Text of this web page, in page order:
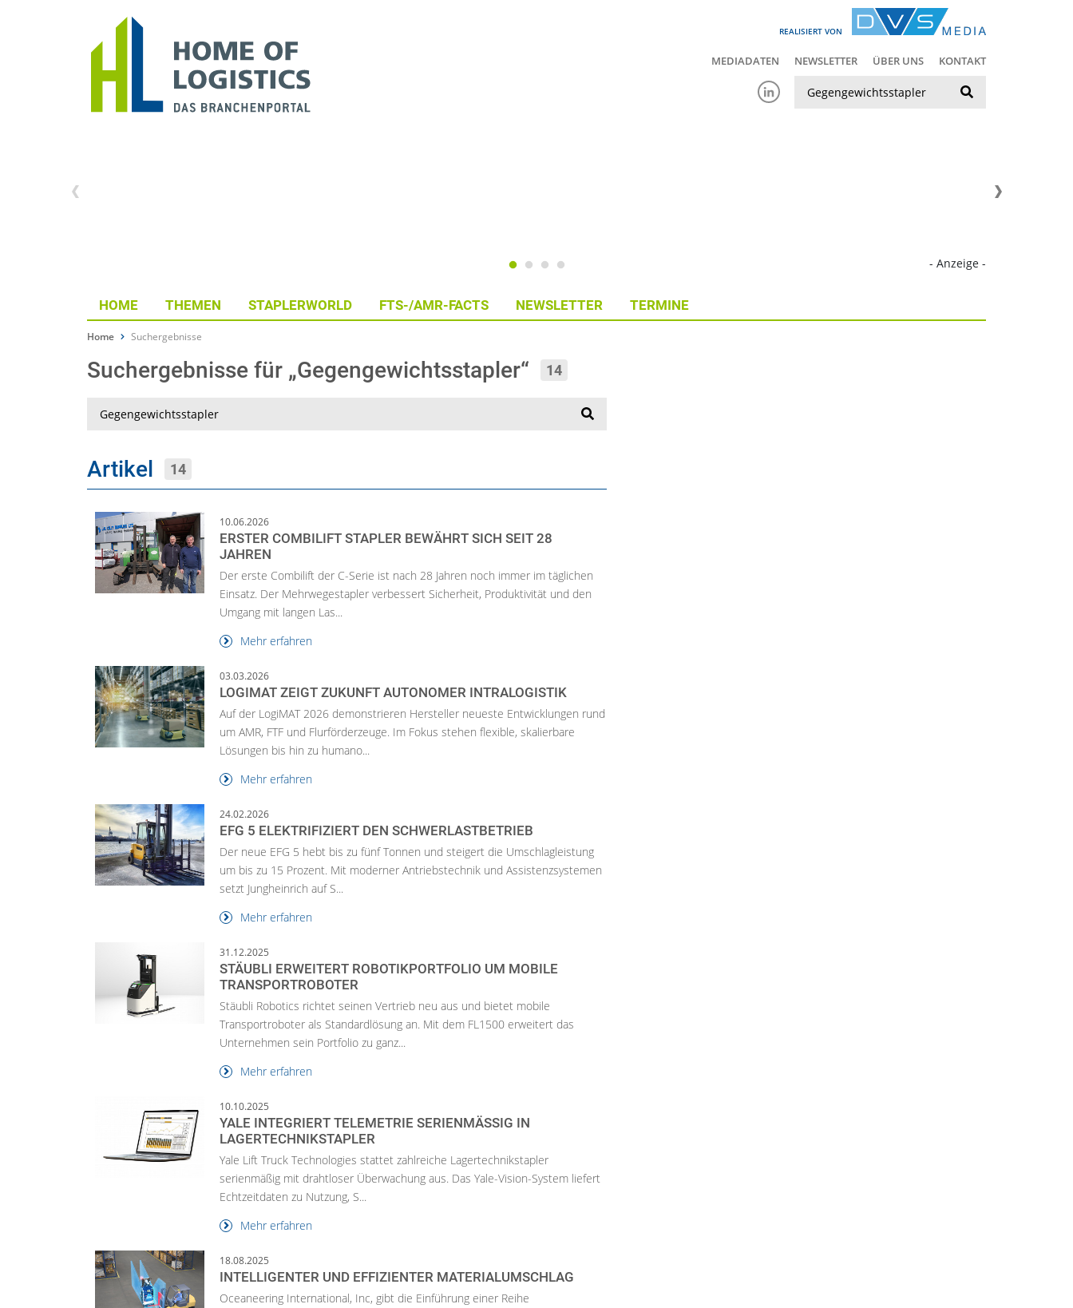
REALISIERT VON
MEDIADATEN NEWSLETTER ÜBER UNS KONTAKT
- Anzeige -
HOME THEMEN STAPLERWORLD FTS-/AMR-FACTS NEWSLETTER TERMINE
Home Suchergebnisse
Suchergebnisse für „Gegengewichtsstapler“ 14
Artikel 14
10.06.2026
ERSTER COMBILIFT STAPLER BEWÄHRT SICH SEIT 28
JAHREN
Der erste Combilift der C-Serie ist nach 28 Jahren noch immer im täglichen
Einsatz. Der Mehrwegestapler verbessert Sicherheit, Produktivität und den
Umgang mit langen Las...
Mehr erfahren
03.03.2026
LOGIMAT ZEIGT ZUKUNFT AUTONOMER INTRALOGISTIK
Auf der LogiMAT 2026 demonstrieren Hersteller neueste Entwicklungen rund
um AMR, FTF und Flurförderzeuge. Im Fokus stehen flexible, skalierbare
Lösungen bis hin zu humano...
Mehr erfahren
24.02.2026
EFG 5 ELEKTRIFIZIERT DEN SCHWERLASTBETRIEB
Der neue EFG 5 hebt bis zu fünf Tonnen und steigert die Umschlagleistung
um bis zu 15 Prozent. Mit moderner Antriebstechnik und Assistenzsystemen
setzt Jungheinrich auf S...
Mehr erfahren
31.12.2025
STÄUBLI ERWEITERT ROBOTIKPORTFOLIO UM MOBILE
TRANSPORTROBOTER
Stäubli Robotics richtet seinen Vertrieb neu aus und bietet mobile
Transportroboter als Standardlösung an. Mit dem FL1500 erweitert das
Unternehmen sein Portfolio zu ganz...
Mehr erfahren
10.10.2025
YALE INTEGRIERT TELEMETRIE SERIENMÄSSIG IN L
AGERTECHNIKSTAPLER
Yale Lift Truck Technologies stattet zahlreiche Lagertechnikstapler
serienmäßig mit drahtloser Überwachung aus. Das Yale-Vision-System liefert
Echtzeitdaten zu Nutzung, S...
Mehr erfahren
18.08.2025
INTELLIGENTER UND EFFIZIENTER MATERIALUMSCHLAG
Oceaneering International, Inc, gibt die Einführung einer Reihe